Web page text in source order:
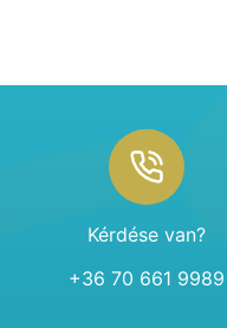
Kérdése van?
+36 70 661 9989